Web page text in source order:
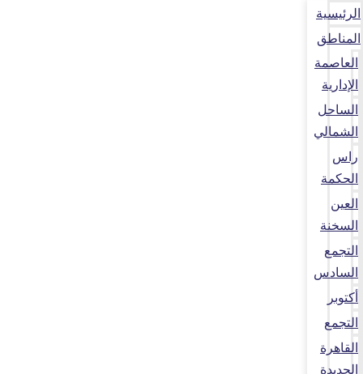
الرئيسية
المناطق
العاصمة
الإدارية
الساحل
الشمالي
راس
الحكمة
العين
السخنة
التجمع
السادس
أكتوبر
التجمع
القاهرة